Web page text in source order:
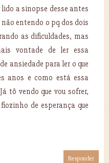
a sinopse desse antes
não entendo o pq dos dois
as dificuldades, mas
vontade de ler essa
ansiedade para ler o que
anos e como está essa
tô vendo que vou sofrer,
de esperança que
Responder